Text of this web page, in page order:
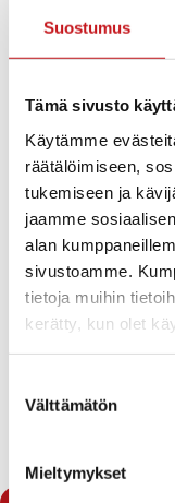
Suostumus
Tämä sivusto
Käytämme
räätälöimiseen,
tukemiseen ja
jaamme
alan
sivustoamme.
tietoja muihin
kerätty, kun olet
valinta
Välttämätön
Mieltymykset
os. Kuopiontie 11
Ipek Turuncin
Perusturvan
Talousarvio
vuosille 2019-
informoitu.
« Uutishuone